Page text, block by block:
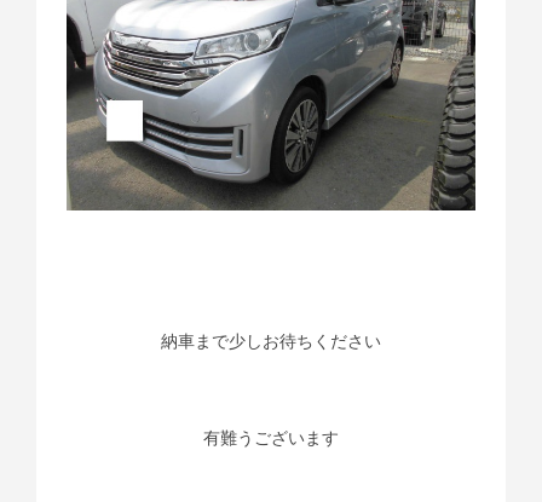
納車まで少しお待ちください
有難うございます